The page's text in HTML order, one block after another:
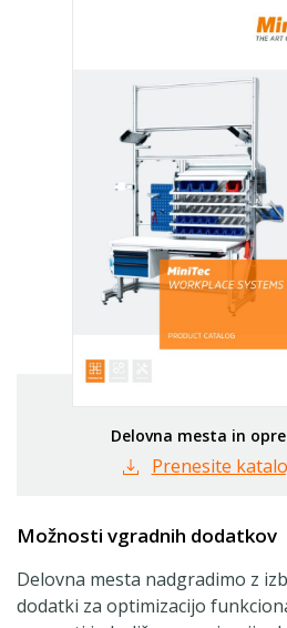
Delovna mesta in
Prenesite
Možnosti vgradnih dodatkov
Delovna mesta nadgradimo z
dodatki za optimizacijo